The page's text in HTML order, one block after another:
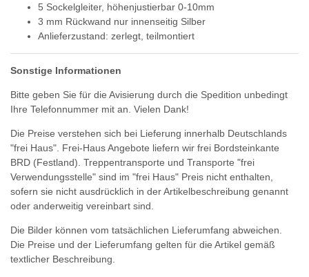
5 Sockelgleiter, höhenjustierbar 0-10mm
3 mm Rückwand nur innenseitig Silber
Anlieferzustand: zerlegt, teilmontiert
Sonstige Informationen
Bitte geben Sie für die Avisierung durch die Spedition unbedingt
Ihre Telefonnummer mit an. Vielen Dank!
Die Preise verstehen sich bei Lieferung innerhalb Deutschlands
"frei Haus". Frei-Haus Angebote liefern wir frei Bordsteinkante
BRD (Festland). Treppentransporte und Transporte "frei
Verwendungsstelle" sind im "frei Haus" Preis nicht enthalten,
sofern sie nicht ausdrücklich in der Artikelbeschreibung genannt
oder anderweitig vereinbart sind.
Die Bilder können vom tatsächlichen Lieferumfang abweichen.
Die Preise und der Lieferumfang gelten für die Artikel gemäß
textlicher Beschreibung.